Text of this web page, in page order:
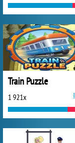
Train Puzzle
1 921x